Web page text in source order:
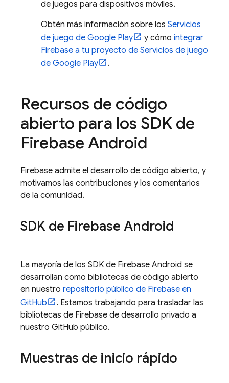
de juegos para dispositivos móviles.
Obtén más información sobre los Servicios
de juego de Google Play
y cómo integrar
Firebase a tu proyecto de Servicios de juego
de Google Play
.
Recursos de código
abierto para los SDK de
Firebase Android
Firebase admite el desarrollo de código abierto, y
motivamos las contribuciones y los comentarios
de la comunidad.
SDK de Firebase Android
La mayoría de los SDK de Firebase Android se
desarrollan como bibliotecas de código abierto
en nuestro repositorio público de Firebase en
GitHub
. Estamos trabajando para trasladar las
bibliotecas de Firebase de desarrollo privado a
nuestro GitHub público.
Muestras de inicio rápido